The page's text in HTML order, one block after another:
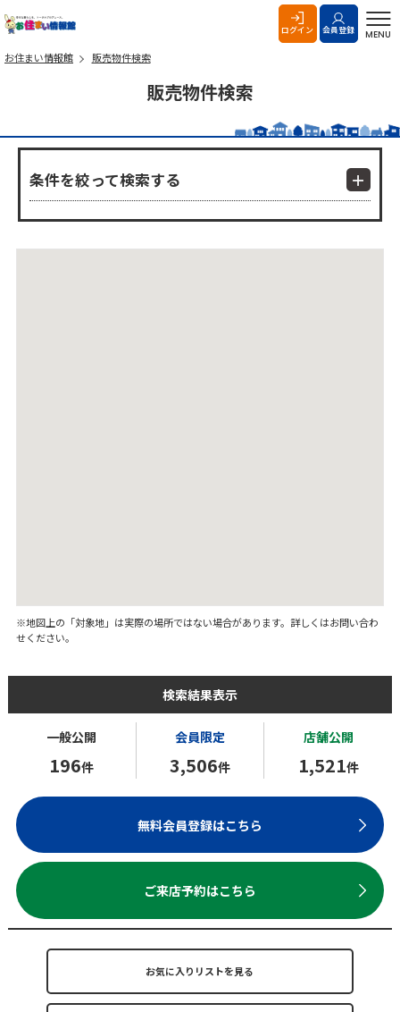
ログイン 会員登録 MENU
お住まい情報館 販売物件検索
販売物件検索
条件を絞って検索する
※地図上の「対象地」は実際の場所ではない場合があります。詳しくはお問い合わ
せください。
検索結果表示
一般公開
196件
会員限定
3,506件
店舗公開
1,521件
無料会員登録はこちら
ご来店予約はこちら
お気に入りリストを見る